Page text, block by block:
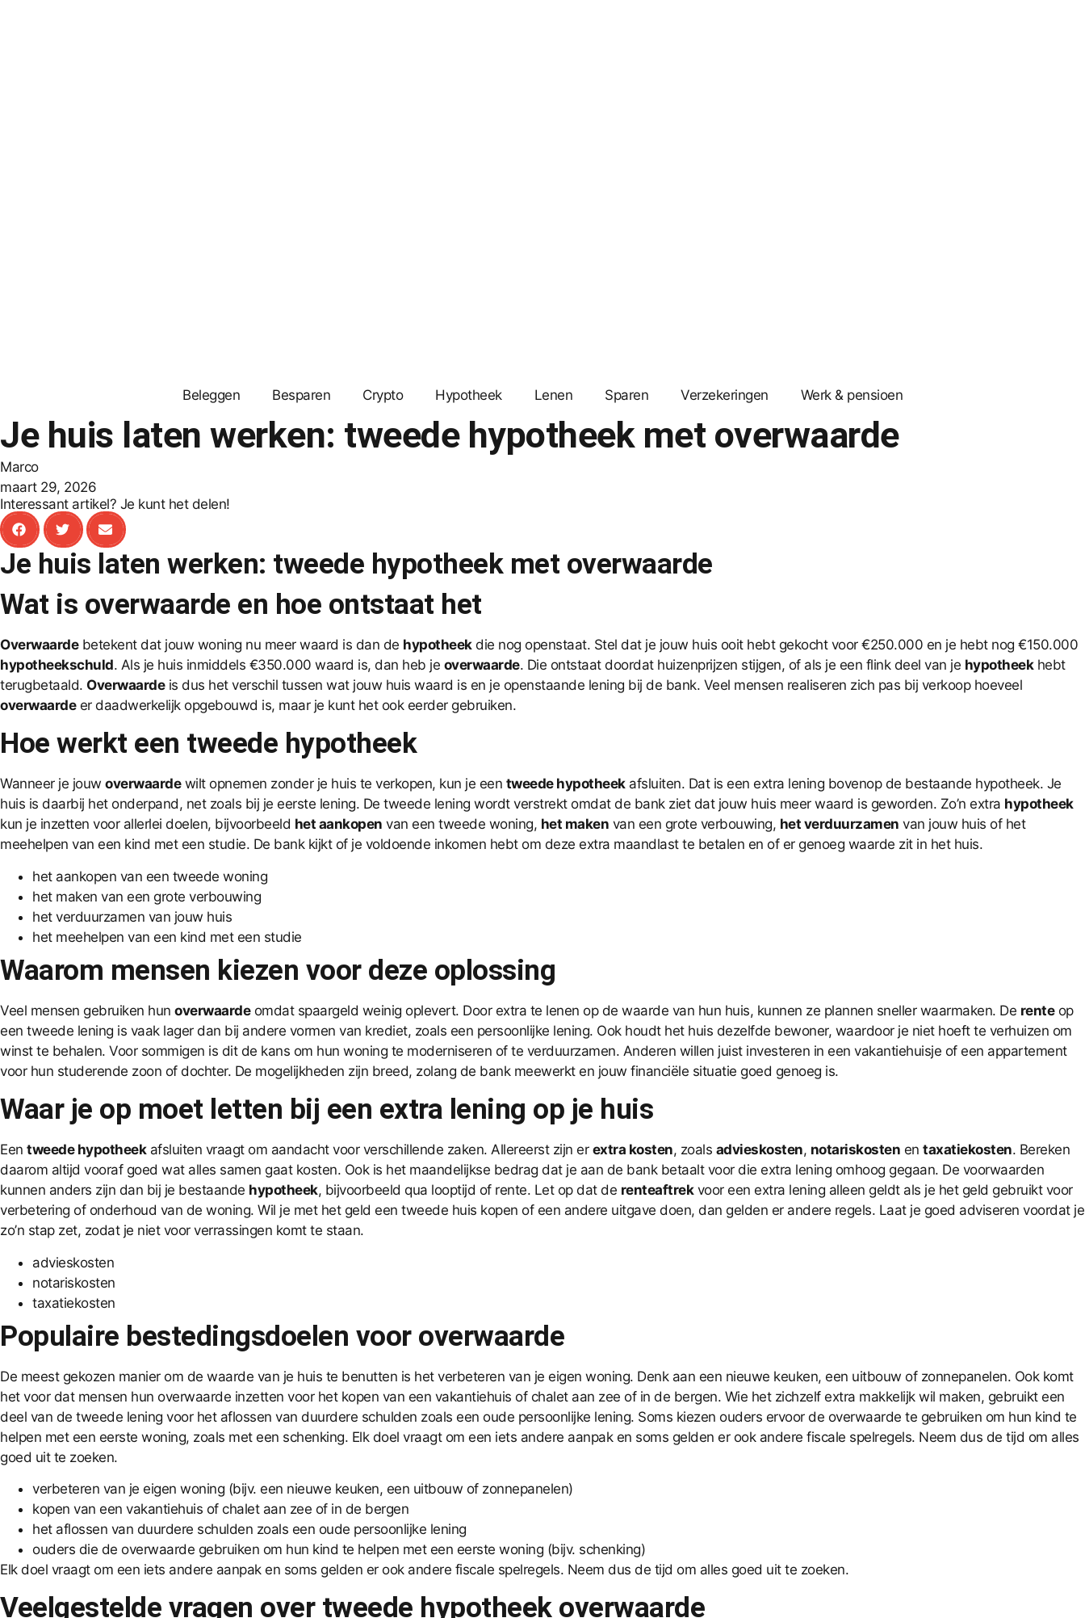
Beleggen Besparen Crypto Hypotheek Lenen Sparen Verzekeringen Werk & pensioen
Je huis laten werken: tweede hypotheek met overwaarde
Marco
maart 29, 2026
Interessant artikel? Je kunt het delen!
Je huis laten werken: tweede hypotheek met overwaarde
Wat is overwaarde en hoe ontstaat het
Overwaardebetekent dat jouw woning nu meer waard is dan de hypotheekdie nog openstaat. Stel dat je jouw huis ooit hebt gekocht voor €250.000 en je hebt nog €150.000
hypotheekschuld. Als je huis inmiddels €350.000 waard is, dan heb je overwaarde. Die ontstaat doordat huizenprijzen stijgen, of als je een flink deel van je hypotheekhebt
terugbetaald. Overwaardeis dus het verschil tussen wat jouw huis waard is en je openstaande lening bij de bank. Veel mensen realiseren zich pas bij verkoop hoeveel
overwaardeer daadwerkelijk opgebouwd is, maar je kunt het ook eerder gebruiken.
Hoe werkt een tweede hypotheek
Wanneer je jouw overwaardewilt opnemen zonder je huis te verkopen, kun je een tweede hypotheekafsluiten. Dat is een extra lening bovenop de bestaande hypotheek. Je
huis is daarbij het onderpand, net zoals bij je eerste lening. De tweede lening wordt verstrekt omdat de bank ziet dat jouw huis meer waard is geworden. Zo’n extra hypotheek
kun je inzetten voor allerlei doelen, bijvoorbeeld het aankopen van een tweede woning, het maken van een grote verbouwing, het verduurzamen van jouw huis of het
meehelpen van een kind met een studie. De bank kijkt of je voldoende inkomen hebt om deze extra maandlast te betalen en of er genoeg waarde zit in het huis.
het aankopen van een tweede woning
het maken van een grote verbouwing
het verduurzamen van jouw huis
het meehelpen van een kind met een studie
Waarom mensen kiezen voor deze oplossing
Veel mensen gebruiken hun overwaardeomdat spaargeld weinig oplevert. Door extra te lenen op de waarde van hun huis, kunnen ze plannen sneller waarmaken. De renteop
een tweede lening is vaak lager dan bij andere vormen van krediet, zoals een persoonlijke lening. Ook houdt het huis dezelfde bewoner, waardoor je niet hoeft te verhuizen om
winst te behalen. Voor sommigen is dit de kans om hun woning te moderniseren of te verduurzamen. Anderen willen juist investeren in een vakantiehuisje of een appartement
voor hun studerende zoon of dochter. De mogelijkheden zijn breed, zolang de bank meewerkt en jouw financiële situatie goed genoeg is.
Waar je op moet letten bij een extra lening op je huis
Een tweede hypotheekafsluiten vraagt om aandacht voor verschillende zaken. Allereerst zijn er extra kosten, zoals advieskosten, notariskosten en taxatiekosten. Bereken
daarom altijd vooraf goed wat alles samen gaat kosten. Ook is het maandelijkse bedrag dat je aan de bank betaalt voor die extra lening omhoog gegaan. De voorwaarden
kunnen anders zijn dan bij je bestaande hypotheek, bijvoorbeeld qua looptijd of rente. Let op dat de renteaftrekvoor een extra lening alleen geldt als je het geld gebruikt voor
verbetering of onderhoud van de woning. Wil je met het geld een tweede huis kopen of een andere uitgave doen, dan gelden er andere regels. Laat je goed adviseren voordat je
zo’n stap zet, zodat je niet voor verrassingen komt te staan.
advieskosten
notariskosten
taxatiekosten
Populaire bestedingsdoelen voor overwaarde
De meest gekozen manier om de waarde van je huis te benutten is het verbeteren van je eigen woning. Denk aan een nieuwe keuken, een uitbouw of zonnepanelen. Ook komt
het voor dat mensen hun overwaarde inzetten voor het kopen van een vakantiehuis of chalet aan zee of in de bergen. Wie het zichzelf extra makkelijk wil maken, gebruikt een
deel van de tweede lening voor het aflossen van duurdere schulden zoals een oude persoonlijke lening. Soms kiezen ouders ervoor de overwaarde te gebruiken om hun kind te
helpen met een eerste woning, zoals met een schenking. Elk doel vraagt om een iets andere aanpak en soms gelden er ook andere fiscale spelregels. Neem dus de tijd om alles
goed uit te zoeken.
verbeteren van je eigen woning (bijv. een nieuwe keuken, een uitbouw of zonnepanelen)
kopen van een vakantiehuis of chalet aan zee of in de bergen
het aflossen van duurdere schulden zoals een oude persoonlijke lening
ouders die de overwaarde gebruiken om hun kind te helpen met een eerste woning (bijv. schenking)
Elk doel vraagt om een iets andere aanpak en soms gelden er ook andere fiscale spelregels. Neem dus de tijd om alles goed uit te zoeken.
Veelgestelde vragen over tweede hypotheek overwaarde